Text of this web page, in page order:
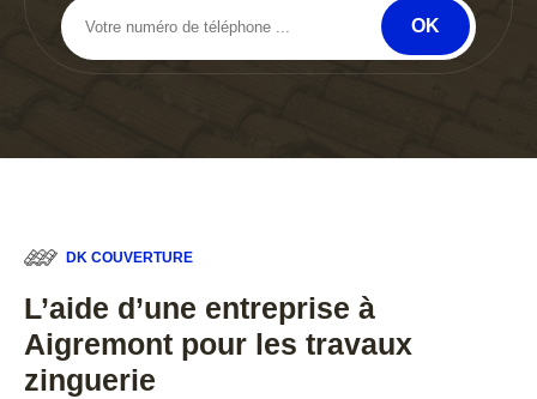
DK COUVERTURE
L’aide d’une entreprise à
Aigremont pour les travaux
zinguerie